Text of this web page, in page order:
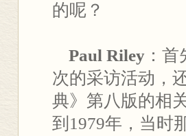
的呢？
Paul Riley ：
次的采访活动，
典》第八版的相
到1979年，当时